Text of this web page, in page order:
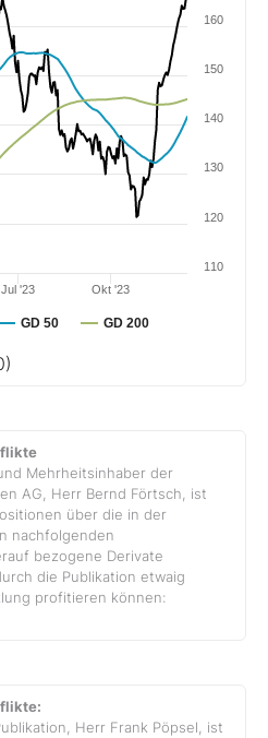
GD 50 GD 200
Jul '23 Okt '23
110
120
130
140
150
160
Mehrheitsinhaber der
AG, Herr Bernd Förtsch, ist
über die in der
nachfolgenden
bezogene Derivate
die Publikation etwaig
profitieren können:
Herr Frank Pöpsel, ist